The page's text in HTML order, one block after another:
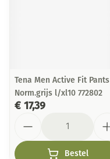
Tena Men Active Fit Pants
Norm.grijs l/xl10 772802
€ 17,39
Bestel